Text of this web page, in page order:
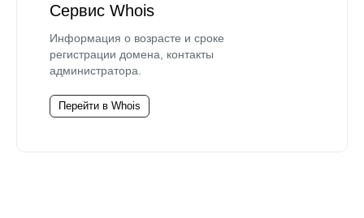
Сервис Whois
Информация о возрасте и сроке
регистрации домена, контакты
администратора.
Перейти в Whois